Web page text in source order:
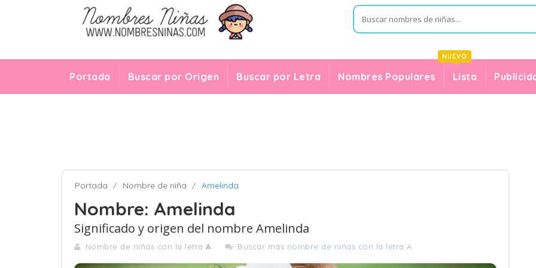
Portada Buscar por Origen Buscar por Letra Nombres Populares Lista
NUEVO
Portada Nombre de niña Amelinda
Nombre: Amelinda
Significado y origen del nombre Amelinda
Nombre de niñas con la letra A Buscar más nombre de niñas con la letra A